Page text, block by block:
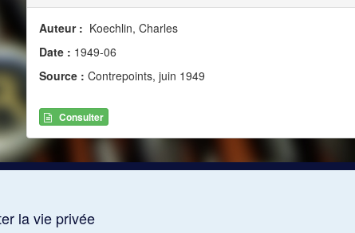
Auteur : Koechlin, Charles
Date : 1949-06
Source : Contrepoints, juin 1949
Consulter
la vie privée